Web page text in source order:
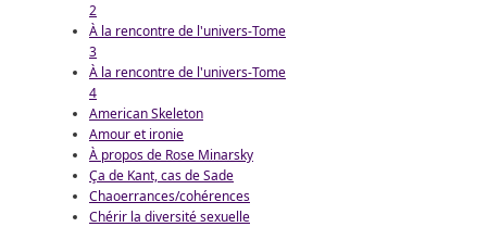
2
À la rencontre de l'univers-Tome
3
À la rencontre de l'univers-Tome
4
American Skeleton
Amour et ironie
À propos de Rose Minarsky
Ça de Kant, cas de Sade
Chaoerrances/cohérences
Chérir la diversité sexuelle